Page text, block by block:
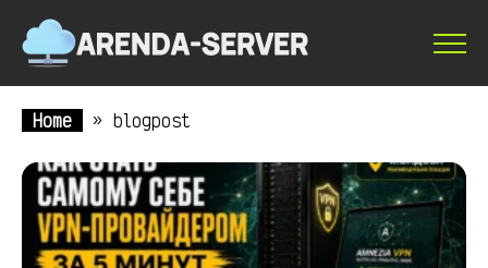
Home » blogpost